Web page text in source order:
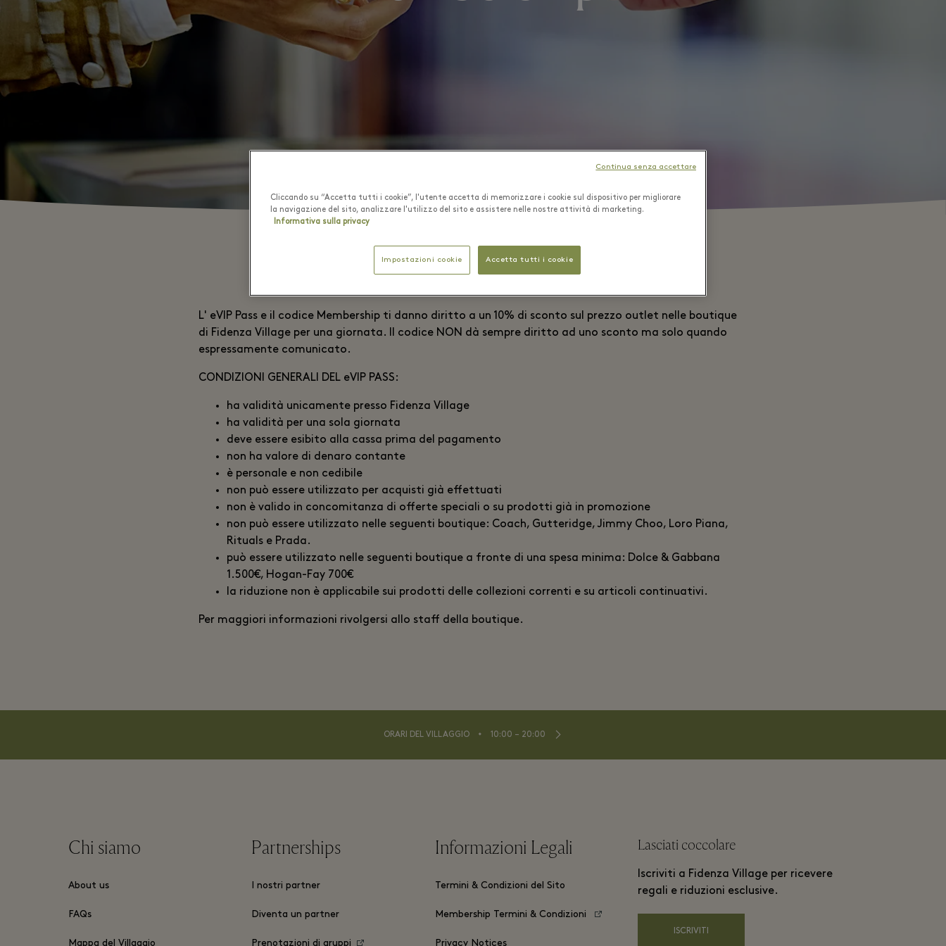
L' eVIP Pass e il codice Membership ti danno diritto a un 10% di sconto sul prezzo outlet nelle boutique
di Fidenza Village per una giornata. Il codice NON dà sempre diritto ad uno sconto ma solo quando
espressamente comunicato.
CONDIZIONI GENERALI DEL eVIP PASS:
ha validità unicamente presso Fidenza Village
ha validità per una sola giornata
deve essere esibito alla cassa prima del pagamento
non ha valore di denaro contante
è personale e non cedibile
non può essere utilizzato per acquisti già effettuati
non è valido in concomitanza di offerte speciali o su prodotti già in promozione
non può essere utilizzato nelle seguenti boutique: Coach, Gutteridge, Jimmy Choo, Loro Piana,
Rituals e Prada.
può essere utilizzato nelle seguenti boutique a fronte di una spesa minima: Dolce & Gabbana
1.500€, Hogan-Fay 700€
la riduzione non è applicabile sui prodotti delle collezioni correnti e su articoli continuativi.
Per maggiori informazioni rivolgersi allo staff della boutique.
ORARI DEL VILLAGGIO ⬩ 10:00 – 20:00
Chi siamo
About us
FAQs
Mappa del Villaggio
Partnerships
I nostri partner
Diventa un partner
Prenotazioni di gruppi
Informazioni Legali
Termini & Condizioni del Sito
Membership Termini & Condizioni
Privacy Notices
Lasciati coccolare
Iscriviti a Fidenza Village per ricevere
regali e riduzioni esclusive.
ISCRIVITI
Cliccando su “Accetta tutti i cookie”, l'utente accetta di memorizzare i cookie sul dispositivo per migliorare
la navigazione del sito, analizzare l'utilizzo del sito e assistere nelle nostre attività di marketing.
Informativa sulla privacy
Impostazioni cookie Accetta tutti i cookie
Continua senza accettare